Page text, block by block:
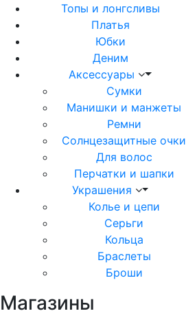
Топы и лонгсливы
Платья
Юбки
Деним
Аксессуары
Сумки
Манишки и манжеты
Ремни
Солнцезащитные очки
Для волос
Перчатки и шапки
Украшения
Колье и цепи
Серьги
Кольца
Браслеты
Броши
Магазины